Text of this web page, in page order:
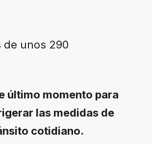
de unos 290
último momento para
las medidas de
cotidiano.